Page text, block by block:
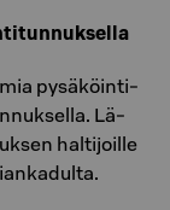
py­sä­köin­ti­
Lä­
hal­ti­joil­le